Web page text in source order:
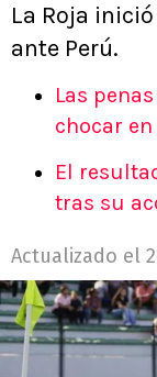
La Roja
ante Perú.
Las
chocar
El
tras su
Actualizado el